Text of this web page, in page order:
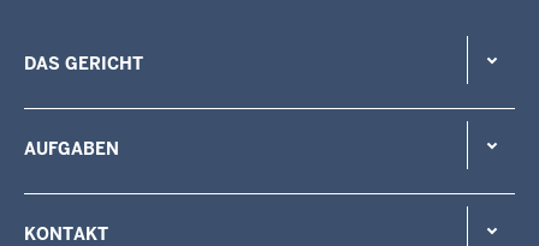
DAS GERICHT
AUFGABEN
KONTAKT